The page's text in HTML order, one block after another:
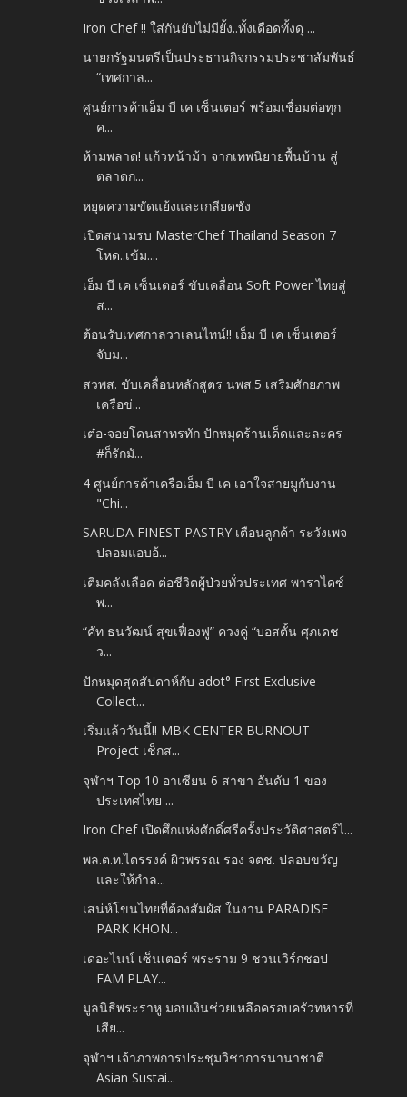
Iron Chef !! ใส่กันยับไม่มียั้ง..ทั้งเดือดทั้งดุ ...
นายกรัฐมนตรีเป็นประธานกิจกรรมประชาสัมพันธ์
“เทศกาล...
ศูนย์การค้าเอ็ม บี เค เซ็นเตอร์ พร้อมเชื่อมต่อทุก
ค...
ห้ามพลาด! แก้วหน้าม้า จากเทพนิยายพื้นบ้าน สู่
ตลาดก...
หยุดความขัดแย้งและเกลียดชัง
เปิดสนามรบ MasterChef Thailand Season 7
โหด..เข้ม....
เอ็ม บี เค เซ็นเตอร์ ขับเคลื่อน Soft Power ไทยสู่
ส...
ต้อนรับเทศกาลวาเลนไทน์!! เอ็ม บี เค เซ็นเตอร์
จับม...
สวพส. ขับเคลื่อนหลักสูตร นพส.5 เสริมศักยภาพ
เครือข่...
เต๋อ-จอยโดนสาทรทัก ปักหมุดร้านเด็ดและละคร
#ก็รักมั...
4 ศูนย์การค้าเครือเอ็ม บี เค เอาใจสายมูกับงาน
"Chi...
SARUDA FINEST PASTRY เตือนลูกค้า ระวังเพจ
ปลอมแอบอ้...
เติมคลังเลือด ต่อชีวิตผู้ป่วยทั่วประเทศ พาราไดซ์
พ...
“คัท ธนวัฒน์ สุขเฟื่องฟู” ควงคู่ “บอสตั้น ศุภเดช
ว...
ปักหมุดสุดสัปดาห์กับ adot° First Exclusive
Collect...
เริ่มแล้ววันนี้!! MBK CENTER BURNOUT
Project เช็กส...
จุฬาฯ Top 10 อาเซียน 6 สาขา อันดับ 1 ของ
ประเทศไทย ...
Iron Chef เปิดศึกแห่งศักดิ์ศรีครั้งประวัติศาสตร์ไ...
พล.ต.ท.ไตรรงค์ ผิวพรรณ รอง จตช. ปลอบขวัญ
และให้กำล...
เสน่ห์โขนไทยที่ต้องสัมผัส ในงาน PARADISE
PARK KHON...
เดอะไนน์ เซ็นเตอร์ พระราม 9 ชวนเวิร์กชอป
FAM PLAY...
มูลนิธิพระราหู มอบเงินช่วยเหลือครอบครัวทหารที่
เสีย...
จุฬาฯ เจ้าภาพการประชุมวิชาการนานาชาติ
Asian Sustai...